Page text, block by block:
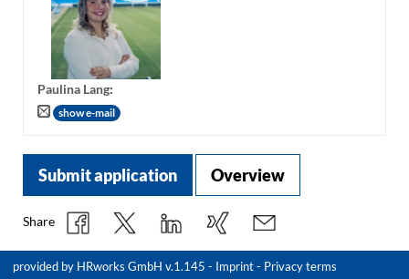
Paulina Lang:
show e-mail
Submit application Overview
Share
provided by HRworks GmbH v.1.145 - Imprint- Privacy terms